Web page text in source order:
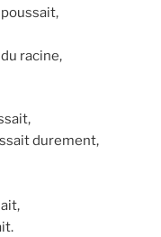
racine,
durement,